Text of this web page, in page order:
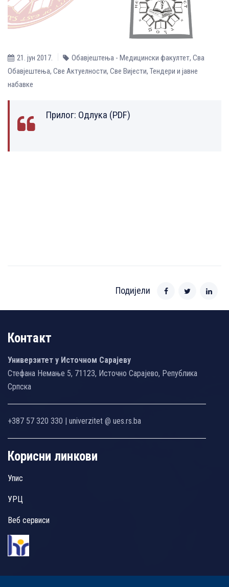
21. јун 2017. Обавјештења - Медицински факултет, Сва
Обавјештења, Све Aктуелности, Све Вијести, Тендери и јавне
набавке
Прилог: Одлука (PDF)
Подијели
Контакт
Универзитет у Источном Сарајеву
Стефана Немање 5, 71123, Источно Сарајево, Република
Српска
+387 57 320 330 | univerzitet @ ues.rs.ba
Корисни линкови
Упис
УРЦ
Веб сервиси